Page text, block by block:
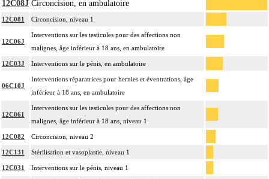
12C08J Circoncision, en ambulatoire
12C081 Circoncision, niveau 1
12C06J
Interventions sur les testicules pour des affections non
malignes, âge inférieur à 18 ans, en ambulatoire
12C03J Interventions sur le pénis, en ambulatoire
06C10J
Interventions réparatrices pour hernies et éventrations, âge
inférieur à 18 ans, en ambulatoire
12C061
Interventions sur les testicules pour des affections non
malignes, âge inférieur à 18 ans, niveau 1
12C082 Circoncision, niveau 2
12C131 Stérilisation et vasoplastie, niveau 1
12C031 Interventions sur le pénis, niveau 1